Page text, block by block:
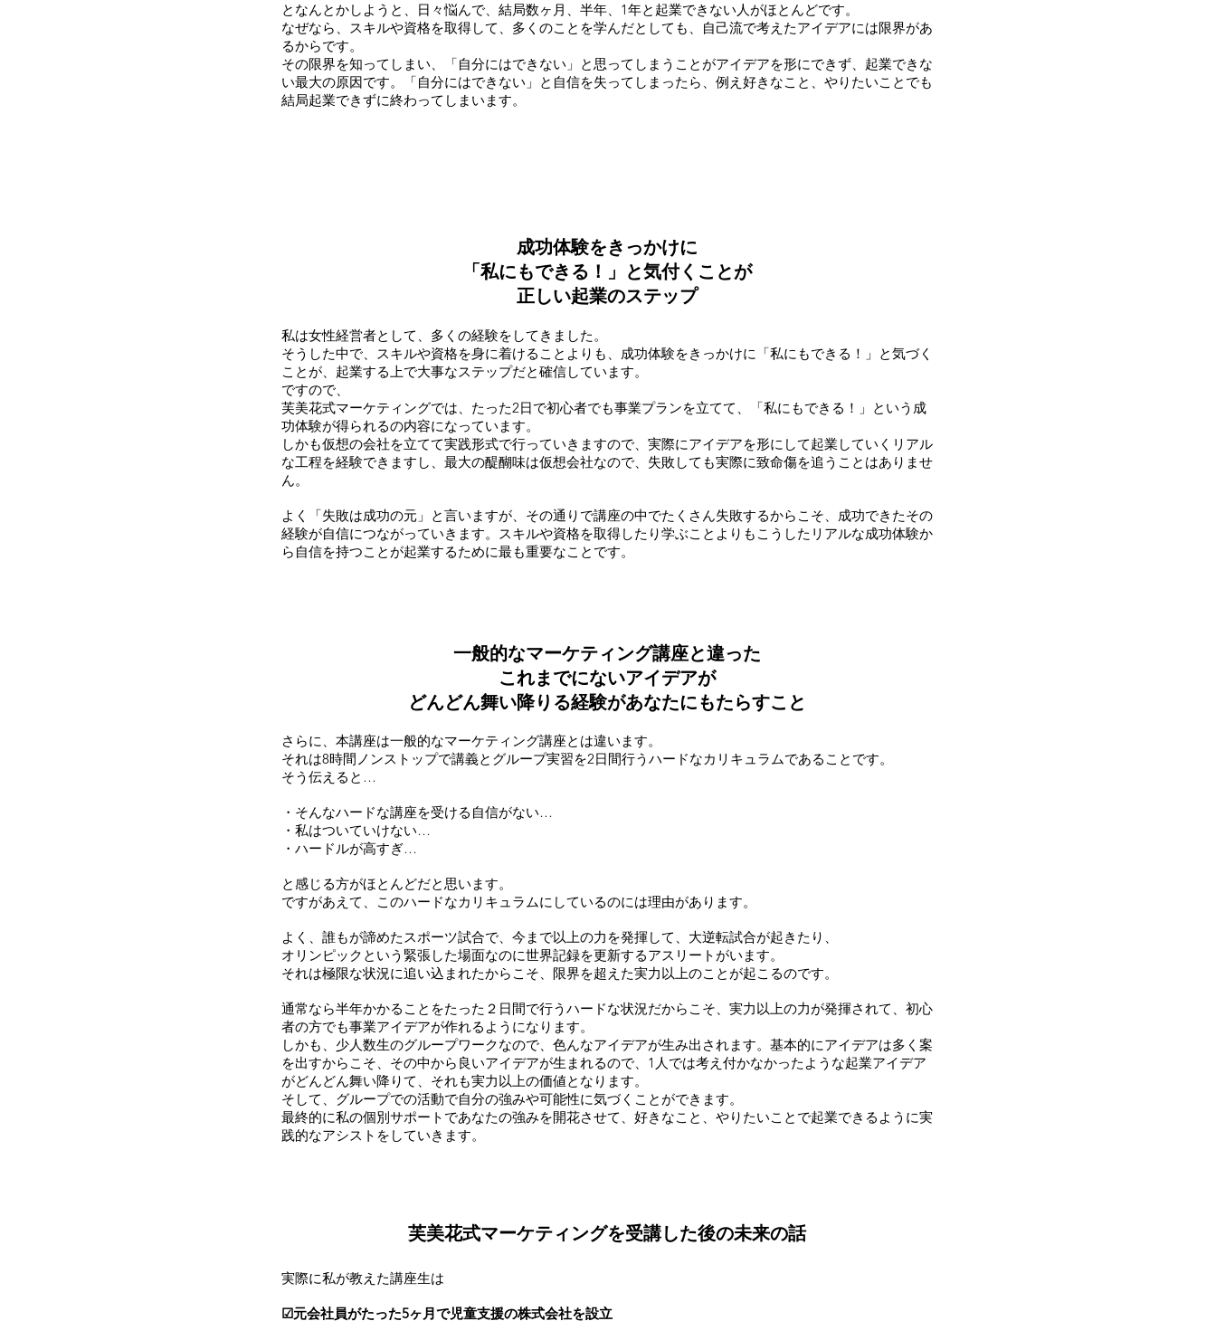
となんとかしようと、日々悩んで、結局数ヶ月、半年、1年と起業できない人がほとんどです。
なぜなら、スキルや資格を取得して、多くのことを学んだとしても、自己流で考えたアイデアには限界があ
るからです。
その限界を知ってしまい、「自分にはできない」と思ってしまうことがアイデアを形にできず、起業できな
い最大の原因です。「自分にはできない」と自信を失ってしまったら、例え好きなこと、やりたいことでも
結局起業できずに終わってしまいます。
成功体験をきっかけに
「私にもできる！」と気付くことが
正しい起業のステップ
私は女性経営者として、多くの経験をしてきました。
そうした中で、スキルや資格を身に着けることよりも、成功体験をきっかけに「私にもできる！」と気づく
ことが、起業する上で大事なステップだと確信しています。
ですので、
芙美花式マーケティングでは、たった2日で初心者でも事業プランを立てて、「私にもできる！」という成
功体験が得られるの内容になっています。
しかも仮想の会社を立てて実践形式で行っていきますので、実際にアイデアを形にして起業していくリアル
な工程を経験できますし、最大の醍醐味は仮想会社なので、失敗しても実際に致命傷を追うことはありませ
ん。
よく「失敗は成功の元」と言いますが、その通りで講座の中でたくさん失敗するからこそ、成功できたその
経験が自信につながっていきます。スキルや資格を取得したり学ぶことよりもこうしたリアルな成功体験か
ら自信を持つことが起業するために最も重要なことです。
一般的なマーケティング講座と違った
これまでにないアイデアが
どんどん舞い降りる経験があなたにもたらすこと
さらに、本講座は一般的なマーケティング講座とは違います。
それは8時間ノンストップで講義とグループ実習を2日間行うハードなカリキュラムであることです。
そう伝えると…
・そんなハードな講座を受ける自信がない…
・私はついていけない…
・ハードルが高すぎ…
と感じる方がほとんどだと思います。
ですがあえて、このハードなカリキュラムにしているのには理由があります。
よく、誰もが諦めたスポーツ試合で、今まで以上の力を発揮して、大逆転試合が起きたり、
オリンピックという緊張した場面なのに世界記録を更新するアスリートがいます。
それは極限な状況に追い込まれたからこそ、限界を超えた実力以上のことが起こるのです。
通常なら半年かかることをたった２日間で行うハードな状況だからこそ、実力以上の力が発揮されて、初心
者の方でも事業アイデアが作れるようになります。
しかも、少人数生のグループワークなので、色んなアイデアが生み出されます。基本的にアイデアは多く案
を出すからこそ、その中から良いアイデアが生まれるので、1人では考え付かなかったような起業アイデア
がどんどん舞い降りて、それも実力以上の価値となります。
そして、グループでの活動で自分の強みや可能性に気づくことができます。
最終的に私の個別サポートであなたの強みを開花させて、好きなこと、やりたいことで起業できるように実
践的なアシストをしていきます。
芙美花式マーケティングを受講した後の未来の話
実際に私が教えた講座生は
☑︎元会社員がたった5ヶ月で児童支援の株式会社を設立